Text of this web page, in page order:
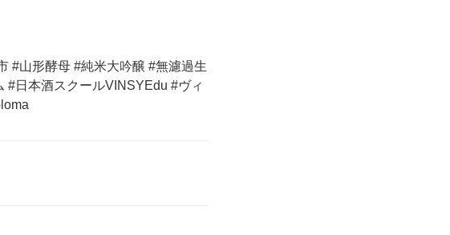
#山形酵母 #純米大吟醸 #無濾過生
#日本酒スクールVINSYEdu #ヴィ